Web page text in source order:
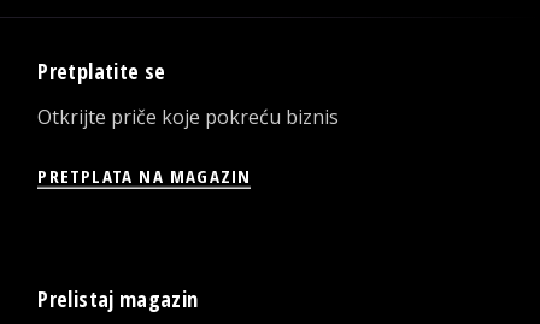
Pretplatite se
Otkrijte priče koje pokreću biznis
PRETPLATA NA MAGAZIN
Prelistaj magazin